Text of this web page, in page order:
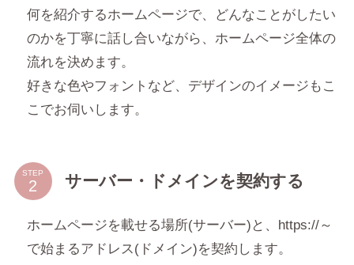
何を紹介するホームページで、どんなことがしたい
のかを丁寧に話し合いながら、ホームページ全体の
流れを決めます。
好きな色やフォントなど、デザインのイメージもこ
こでお伺いします。
STEP サーバー・ドメインを契約する
ホームページを載せる場所(サーバー)と、https://～
で始まるアドレス(ドメイン)を契約します。